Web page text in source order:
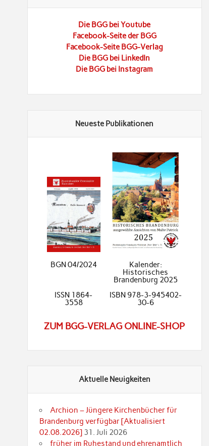
Die BGG bei Youtube
Facebook-Seite der BGG
Facebook-Seite BGG-Verlag
Die BGG bei LinkedIn
Die BGG bei Instagram
Neueste Publikationen
BGN 04/2024
Kalender:
Historisches
Brandenburg 2025
ISSN 1864-
3558
ISBN 978-3-945402-
30-6
ZUM BGG-VERLAG ONLINE-SHOP
Aktuelle Neuigkeiten
Archion – Jüngere Kirchenbücher für
Brandenburg verfügbar [Aktualisiert
02.08.2026] 31. Juli 2026
früher im Ruhestand und ehrenamtlich